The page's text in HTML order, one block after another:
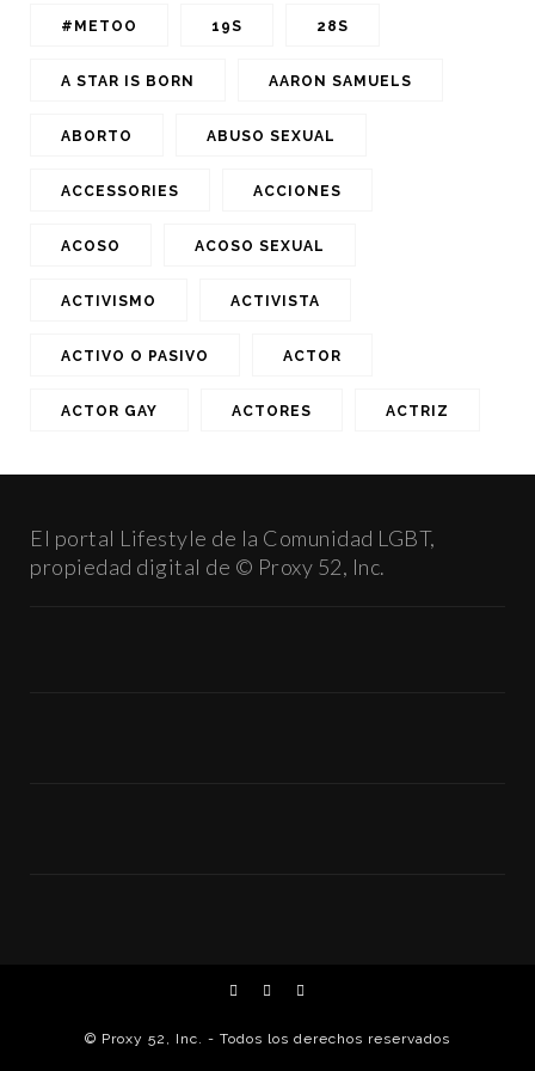
#METOO 19S 28S
A STAR IS BORN AARON SAMUELS
ABORTO ABUSO SEXUAL
ACCESSORIES ACCIONES
ACOSO ACOSO SEXUAL
ACTIVISMO ACTIVISTA
ACTIVO O PASIVO ACTOR
ACTOR GAY ACTORES ACTRIZ
El portal Lifestyle de la Comunidad LGBT,
propiedad digital de © Proxy 52, Inc.
© Proxy 52, Inc. - Todos los derechos reservados